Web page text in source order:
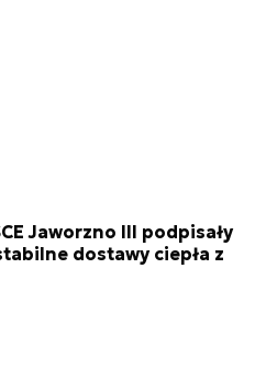
Jaworzno III podpisały
dostawy ciepła z